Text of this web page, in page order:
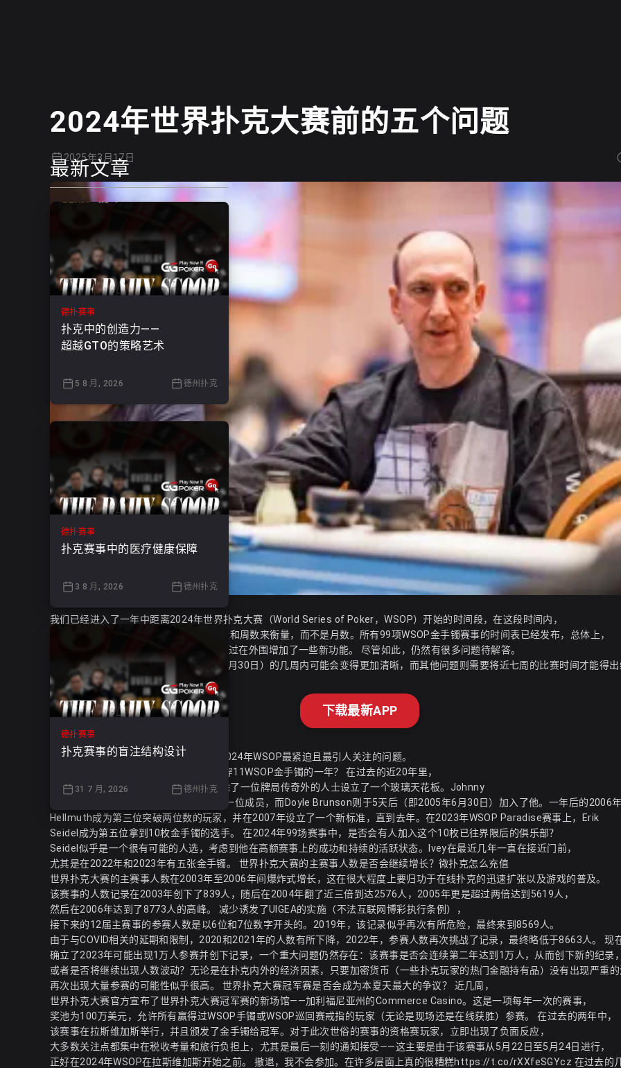
2024年世界扑克大赛前的五个问题
2025年3月17日
我们已经进入了一年中距离2024年世界扑克大赛（World Series of Poker，WSOP）开始的时间段，在这段时间内，
距离现在和比赛开始的时间更适合用天数和周数来衡量，而不是月数。所有99项WSOP金手镯赛事的时间表已经发布，总体上，
今年的WSOP与去年的版本十分相似，不过在外围增加了一些新功能。 尽管如此，仍然有很多问题待解答。
一些问题在距离2024年WSOP开幕赛（5月30日）的几周内可能会变得更加清晰，而其他问题则需要将近七周的比赛时间才能得
下载最新APP
在这种情况下，让我们来挖掘一些关于2024年WSOP最紧迫且最引人关注的问题。
2024年是否会成为有第二名选手最终击穿11WSOP金手镯的一年？ 在过去的近20年里，
拥有10枚WSOP金手镯的俱乐部一直对除了一位牌局传奇外的人士设立了一个玻璃天花板。Johnny
Chan于2005年6月25日成为该俱乐部第一位成员，而Doyle Brunson则于5天后（即2005年6月30日）加入了他。一年后的2006
Hellmuth成为第三位突破两位数的玩家，并在2007年设立了一个新标准，直到去年。在2023年WSOP Paradise赛事上，Erik
Seidel成为第五位拿到10枚金手镯的选手。 在2024年99场赛事中，是否会有人加入这个10枚已往界限后的俱乐部？
Seidel似乎是一个很有可能的人选，考虑到他在高额赛事上的成功和持续的活跃状态。Ivey在最近几年一直在接近门前，
尤其是在2022年和2023年有五张金手镯。 世界扑克大赛的主赛事人数是否会继续增长？微扑克怎么充值
世界扑克大赛的主赛事人数在2003年至2006年间爆炸式增长，这在很大程度上要归功于在线扑克的迅速扩张以及游戏的普及。
该赛事的人数记录在2003年创下了839人，随后在2004年翻了近三倍到达2576人，2005年更是超过两倍达到5619人，
然后在2006年达到了8773人的高峰。 减少诱发了UIGEA的实施（不法互联网博彩执行条例），
接下来的12届主赛事的参赛人数是以6位和7位数字开头的。2019年，该记录似乎再次有所危险，最终来到8569人。
由于与COVID相关的延期和限制，2020和2021年的人数有所下降，2022年，参赛人数再次挑战了记录，最终略低于8663人。 现
确立了2023年可能出现1万人参赛并创下记录，一个重大问题仍然存在：该赛事是否会连续第二年达到1万人，从而创下新的纪录
或者是否将继续出现人数波动？无论是在扑克内外的经济因素，只要加密货币（一些扑克玩家的热门金融持有品）没有出现严重
再次出现大量参赛的可能性似乎很高。 世界扑克大赛冠军赛是否会成为本夏天最大的争议？ 近几周，
世界扑克大赛官方宣布了世界扑克大赛冠军赛的新场馆——加利福尼亚州的Commerce Casino。这是一项每年一次的赛事，
奖池为100万美元，允许所有赢得过WSOP手镯或WSOP巡回赛戒指的玩家（无论是现场还是在线获胜）参赛。 在过去的两年中，
该赛事在拉斯维加斯举行，并且颁发了金手镯给冠军。对于此次世俗的赛事的资格赛玩家，立即出现了负面反应，
大多数关注点都集中在税收考量和旅行负担上，尤其是最后一刻的通知接受——这主要是由于该赛事从5月22日至5月24日进行，
正好在2024年WSOP在拉斯维加斯开始之前。 撤退，我不会参加。在许多层面上真的很糟糕https://t.co/rXXfeSGYcz 在过去的
最新文章
德扑赛事
扑克中的创造力——
超越GTO的策略艺术
5 8 月, 2026 德州扑克
德扑赛事
扑克赛事中的医疗健康保障
3 8 月, 2026 德州扑克
德扑赛事
扑克赛事的盲注结构设计
31 7 月, 2026 德州扑克